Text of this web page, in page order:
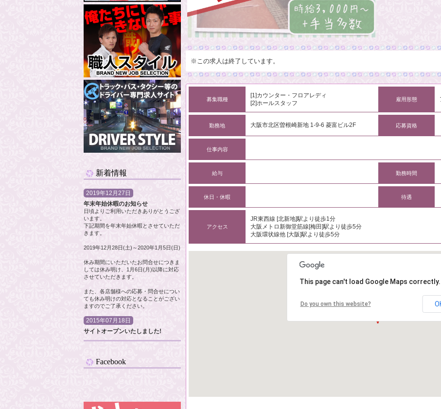
※この求人は終了しています。
募集職種
[1]カウンター・フロアレディ
[2]ホールスタッフ
雇用形態
勤務地 大阪市北区曽根崎新地 1-9-6 菱富ビル2F 応募資格
仕事内容
給与 勤務時間
休日・休暇 待遇
アクセス
JR東西線 [北新地]駅より徒歩1分
大阪メトロ新御堂筋線[梅田]駅より徒歩5分
大阪環状線他 [大阪]駅より徒歩5分
This page can't load Google Maps correctly.
Do you own this website?
新着情報
2019年12月27日
年末年始休暇のお知らせ
日頃よりご利用いただきありがとうござ
います。
下記期間を年末年始休暇とさせていただ
きます。
2019年12月28日(土)～2020年1月5日(日)
休み期間にいただいたお問合せにつきま
しては休み明け、1月6日(月)以降に対応
させていただきます。
また、各店舗様への応募・問合せについ
ても休み明けの対応となることがござい
ますのでご了承ください。
2015年07月18日
サイトオープンいたしました!
Facebook